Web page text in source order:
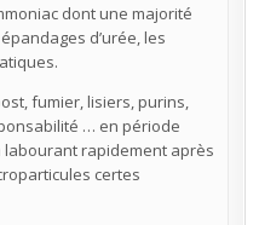
dont une majorité
d’urée, les
fumier, lisiers, purins,
… en période
rapidement après
certes